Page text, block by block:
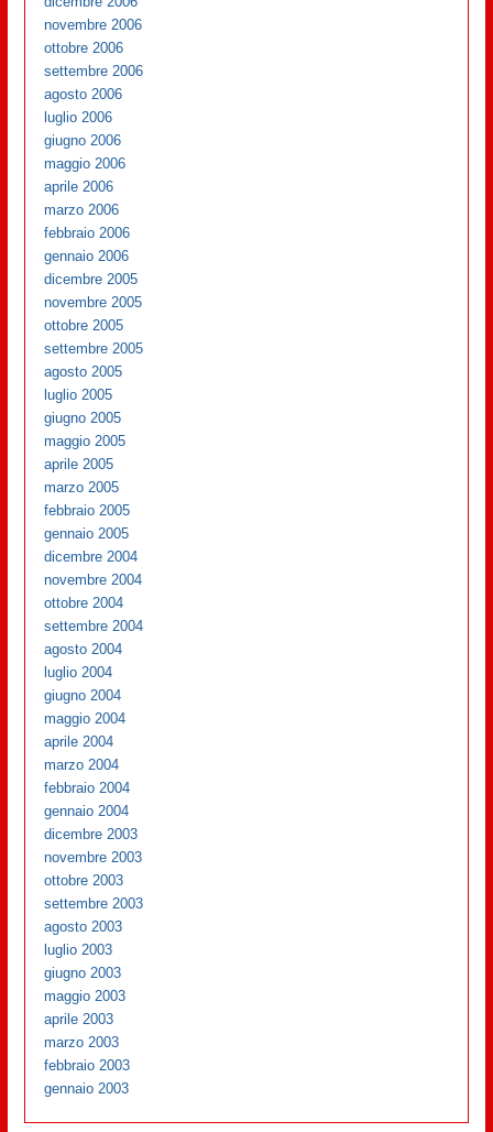
novembre 2006
ottobre 2006
settembre 2006
agosto 2006
luglio 2006
giugno 2006
maggio 2006
aprile 2006
marzo 2006
febbraio 2006
gennaio 2006
dicembre 2005
novembre 2005
ottobre 2005
settembre 2005
agosto 2005
luglio 2005
giugno 2005
maggio 2005
aprile 2005
marzo 2005
febbraio 2005
gennaio 2005
dicembre 2004
novembre 2004
ottobre 2004
settembre 2004
agosto 2004
luglio 2004
giugno 2004
maggio 2004
aprile 2004
marzo 2004
febbraio 2004
gennaio 2004
dicembre 2003
novembre 2003
ottobre 2003
settembre 2003
agosto 2003
luglio 2003
giugno 2003
maggio 2003
aprile 2003
marzo 2003
febbraio 2003
gennaio 2003